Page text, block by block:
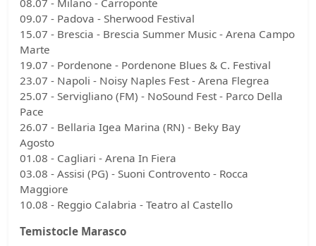
09.07 - Padova - Sherwood Festival
15.07 - Brescia - Brescia Summer Music - Arena Campo
Marte
19.07 - Pordenone - Pordenone Blues & C. Festival
23.07 - Napoli - Noisy Naples Fest - Arena Flegrea
25.07 - Servigliano (FM) - NoSound Fest - Parco Della
Pace
26.07 - Bellaria Igea Marina (RN) - Beky Bay
Agosto
01.08 - Cagliari - Arena In Fiera
03.08 - Assisi (PG) - Suoni Controvento - Rocca
Maggiore
10.08 - Reggio Calabria - Teatro al Castello
Temistocle Marasco